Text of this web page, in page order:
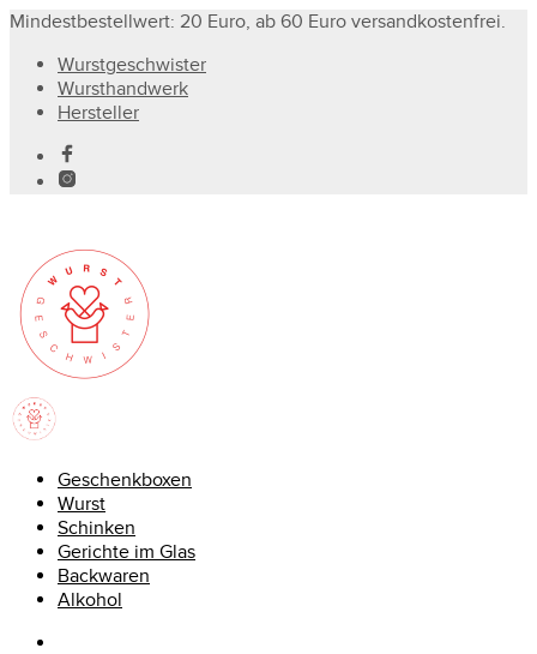
Mindestbestellwert: 20 Euro, ab 60 Euro versandkostenfrei.
Wurstgeschwister
Wursthandwerk
Hersteller
Geschenkboxen
Wurst
Schinken
Gerichte im Glas
Backwaren
Alkohol